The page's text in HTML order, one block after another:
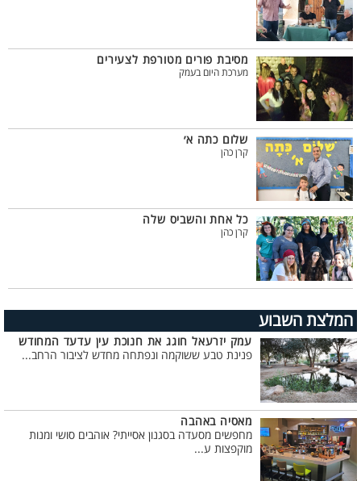
מסיבת פורים מטורפת לצעירים
מערכת היום בעמק
שלום כתה א׳
קרן כהן
כל אחת והשביס שלה
קרן כהן
המלצת השבוע
עמק יזרעאל חוגג את חנוכת עין עדעד המחודש
פנינת טבע ששוקמה ונפתחה מחדש לציבור הרחב...
מאסיה באהבה
מחפשים מסעדה בסגנון אסייתי? אוהבים סושי ומנות
מוקפצות ע...